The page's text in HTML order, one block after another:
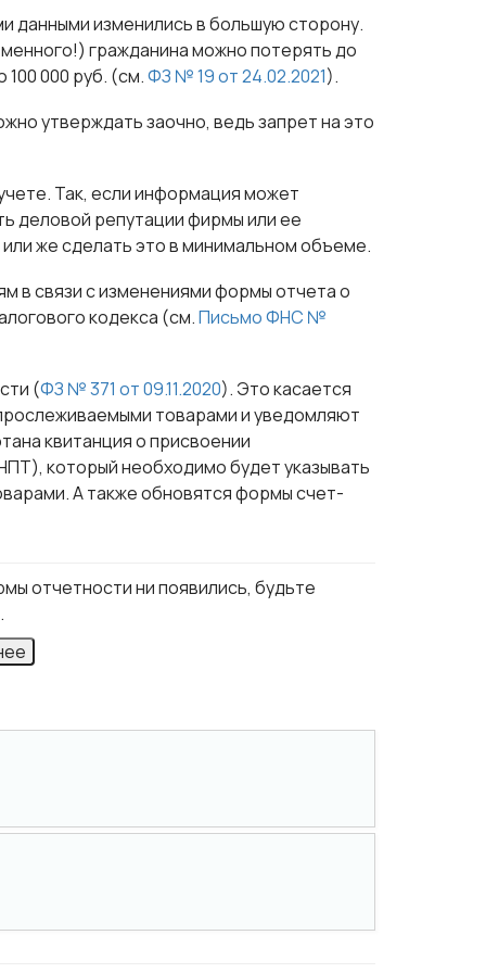
данными изменились в большую сторону.
гражданина можно потерять до
100 000 руб. (см.ФЗ № 19 от 24.02.2021).
утверждать заочно, ведь запрет на это
Так, если информация может
деловой репутации фирмы или ее
же сделать это в минимальном объеме.
в связи с изменениями формы отчета о
кодекса (см.Письмо ФНС №
(ФЗ № 371 от 09.11.2020). Это касается
товарами и уведомляют
квитанция о присвоении
который необходимо будет указывать
А также обновятся формы счет-
отчетности ни появились, будьте